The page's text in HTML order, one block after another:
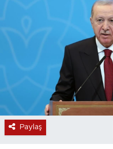
Paylaş